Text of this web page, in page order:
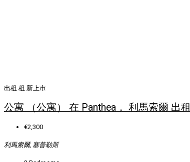
出租 租 新上市
公寓 （公寓） 在 Panthea， 利馬索爾 出租
€2,300
利馬索爾, 塞普勒斯